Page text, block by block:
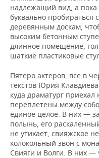
надлежащий вид, а
буквально пробираться
деревянным доскам,
высоким бетонным
длинное помещение,
шаткие пластиковые
Пятеро актеров, все в
текстов Юрия
куда драматург приехал
переплетены между
единое целое. В них —
полынь, его
не утихает, свияжское
колокольный звон с
Свияги и Волги. В них —